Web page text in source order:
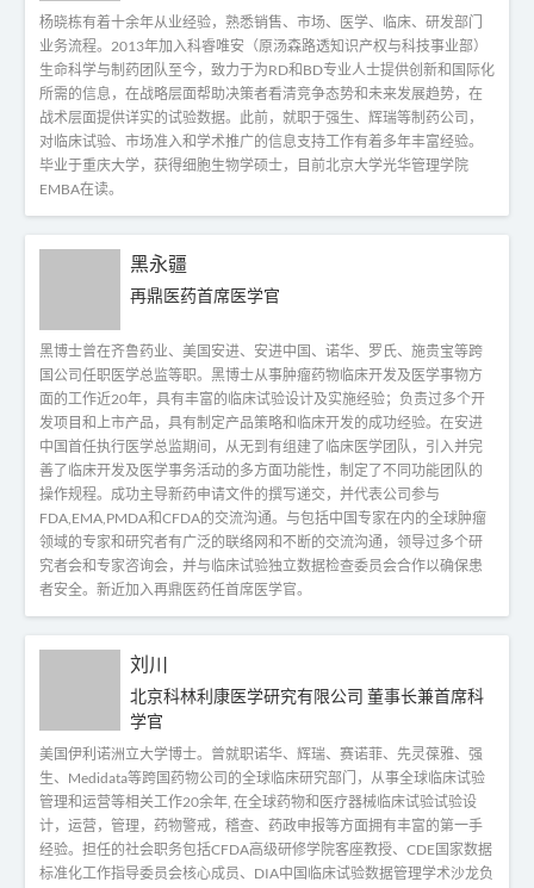
杨晓栋有着十余年从业经验，熟悉销售、市场、医学、临床、研发部门
业务流程。2013年加入科睿唯安（原汤森路透知识产权与科技事业部）
生命科学与制药团队至今，致力于为RD和BD专业人士提供创新和国际化
所需的信息，在战略层面帮助决策者看清竞争态势和未来发展趋势，在
战术层面提供详实的试验数据。此前，就职于强生、辉瑞等制药公司，
对临床试验、市场准入和学术推广的信息支持工作有着多年丰富经验。
毕业于重庆大学，获得细胞生物学硕士，目前北京大学光华管理学院
EMBA在读。
黑永疆
再鼎医药首席医学官
黑博士曾在齐鲁药业、美国安进、安进中国、诺华、罗氏、施贵宝等跨
国公司任职医学总监等职。黑博士从事肿瘤药物临床开发及医学事物方
面的工作近20年，具有丰富的临床试验设计及实施经验；负责过多个开
发项目和上市产品，具有制定产品策略和临床开发的成功经验。在安进
中国首任执行医学总监期间，从无到有组建了临床医学团队，引入并完
善了临床开发及医学事务活动的多方面功能性，制定了不同功能团队的
操作规程。成功主导新药申请文件的撰写递交，并代表公司参与
FDA,EMA,PMDA和CFDA的交流沟通。与包括中国专家在内的全球肿瘤
领域的专家和研究者有广泛的联络网和不断的交流沟通，领导过多个研
究者会和专家咨询会，并与临床试验独立数据检查委员会合作以确保患
者安全。新近加入再鼎医药任首席医学官。
刘川
北京科林利康医学研究有限公司 董事长兼首席科
学官
美国伊利诺洲立大学博士。曾就职诺华、辉瑞、赛诺菲、先灵葆雅、强
生、Medidata等跨国药物公司的全球临床研究部门，从事全球临床试验
管理和运营等相关工作20余年, 在全球药物和医疗器械临床试验试验设
计，运营，管理，药物警戒，稽查、药政申报等方面拥有丰富的第一手
经验。担任的社会职务包括CFDA高级研修学院客座教授、CDE国家数据
标准化工作指导委员会核心成员、DIA中国临床试验数据管理学术沙龙负